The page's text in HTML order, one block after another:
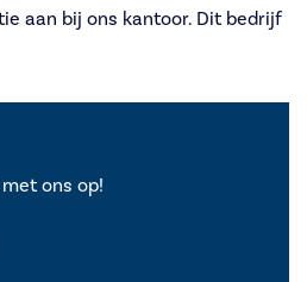
aan bij ons kantoor. Dit bedrijf
ons op!